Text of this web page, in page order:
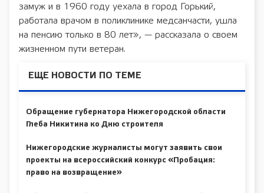
замуж и в 1960 году уехала в город Горький,
работала врачом в поликлинике медсанчасти, ушла
на пенсию только в 80 лет», — рассказала о своем
жизненном пути ветеран.
ЕЩЕ НОВОСТИ ПО ТЕМЕ
Обращение губернатора Нижегородской области
Глеба Никитина ко Дню строителя
Нижегородские журналисты могут заявить свои
проекты на всероссийский конкурс «Пробация:
право на возвращение»